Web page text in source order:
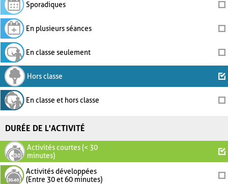
Sporadiques
En plusieurs séances
En classe seulement
Hors classe
En classe et hors classe
DURÉE DE L'ACTIVITÉ
Activités courtes (< 30
minutes)
Activités développées
(Entre 30 et 60 minutes)